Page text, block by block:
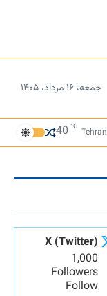
جمعه، ۱۶ مرداد، ۱۴۰۵
Tehran
40 °C
X (Twitter)
1,000
Followers
Follow